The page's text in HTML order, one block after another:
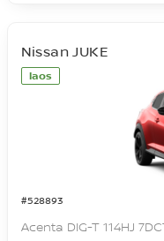
laos
#528893
Nissan JUKE
Acenta DIG-T 114HJ